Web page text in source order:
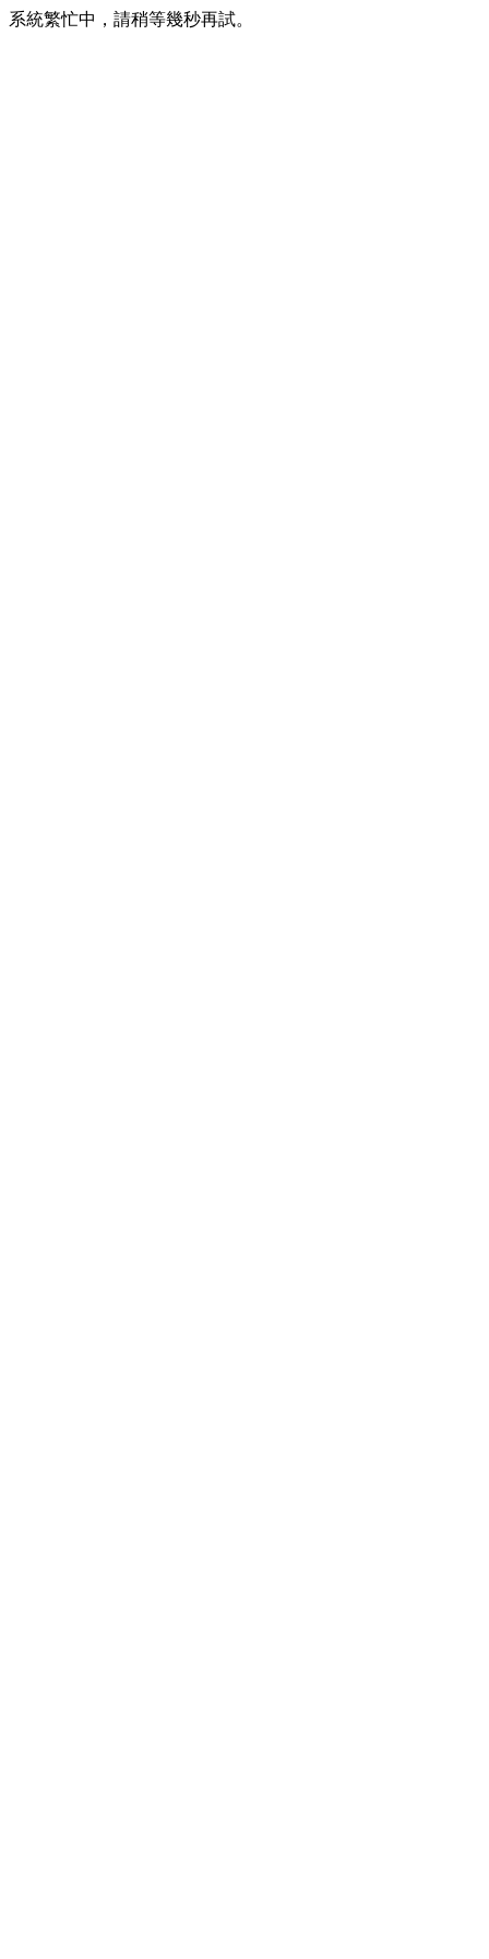
系統繁忙中，請稍等幾秒再試。